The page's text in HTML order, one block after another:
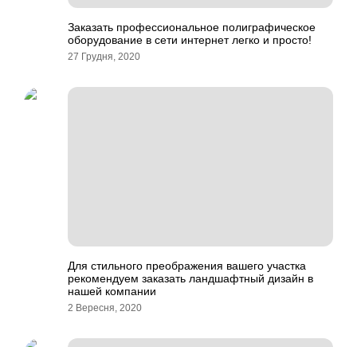
Заказать профессиональное полиграфическое
оборудование в сети интернет легко и просто!
27 Грудня, 2020
Для стильного преображения вашего участка
рекомендуем заказать ландшафтный дизайн в
нашей компании
2 Вересня, 2020